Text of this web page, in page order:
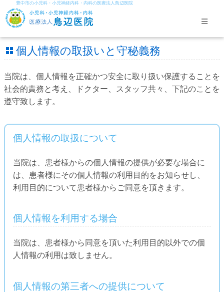
豊中市の小児科・小児神経内科・内科の医療法人鳥辺医院
個人情報の取扱いと守秘義務
当院は、個人情報を正確かつ安全に取り扱い保護することを
社会的責務と考え、ドクター、スタッフ共々、下記のことを
遵守致します。
個人情報の取扱について
当院は、患者様からの個人情報の提供が必要な場合に
は、患者様にその個人情報の利用目的をお知らせし、
利用目的について患者様からご同意を頂きます。
個人情報を利用する場合
当院は、患者様から同意を頂いた利用目的以外での個
人情報の利用は致しません。
個人情報の第三者への提供について